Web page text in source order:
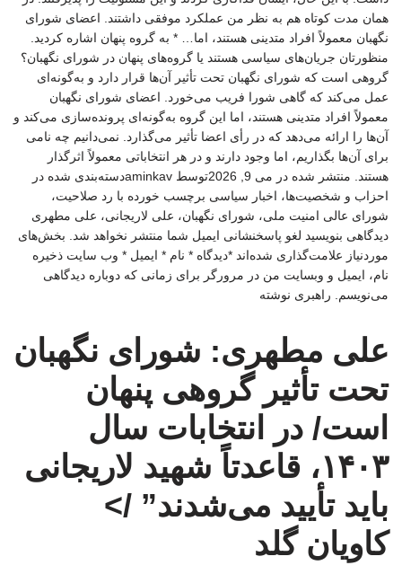
همان مدت کوتاه هم به نظر من عملکرد موفقی داشتند. اعضای شورای
نگهبان معمولاً افراد متدینی هستند، اما… * به گروه پنهان اشاره کردید.
منظورتان جریان‌های سیاسی هستند یا گروه‌های پنهان در شورای نگهبان؟
گروهی است که شورای نگهبان تحت تأثیر آن‌ها قرار دارد و به‌گونه‌ای
عمل می‌کند که گاهی شورا فریب می‌خورد. اعضای شورای نگهبان
معمولاً افراد متدینی هستند، اما این گروه به‌گونه‌ای پرونده‌سازی می‌کند و
آن‌ها را ارائه می‌دهد که در رأی اعضا تأثیر می‌گذارد. نمی‌دانیم چه نامی
برای آن‌ها بگذاریم، اما وجود دارند و در هر انتخاباتی معمولاً اثرگذار
هستند. منتشر شده در می 9, 2026توسط aminkavدسته‌بندی شده در
احزاب و شخصیت‌ها، اخبار سیاسی برچسب خورده با رد صلاحیت،
شورای عالی امنیت ملی، شورای نگهبان، علی لاریجانی، علی مطهری
دیدگاهی بنویسید لغو پاسخنشانی ایمیل شما منتشر نخواهد شد. بخش‌های
موردنیاز علامت‌گذاری شده‌اند *دیدگاه * نام * ایمیل * وب‌ سایت ذخیره
نام، ایمیل و وبسایت من در مرورگر برای زمانی که دوباره دیدگاهی
می‌نویسم. راهبری نوشته
علی مطهری: شورای نگهبان
تحت تأثیر گروهی پنهان
است/ در انتخابات سال
۱۴۰۳، قاعدتاً شهید لاریجانی
باید تأیید می‌شدند” />
کاویان گلد